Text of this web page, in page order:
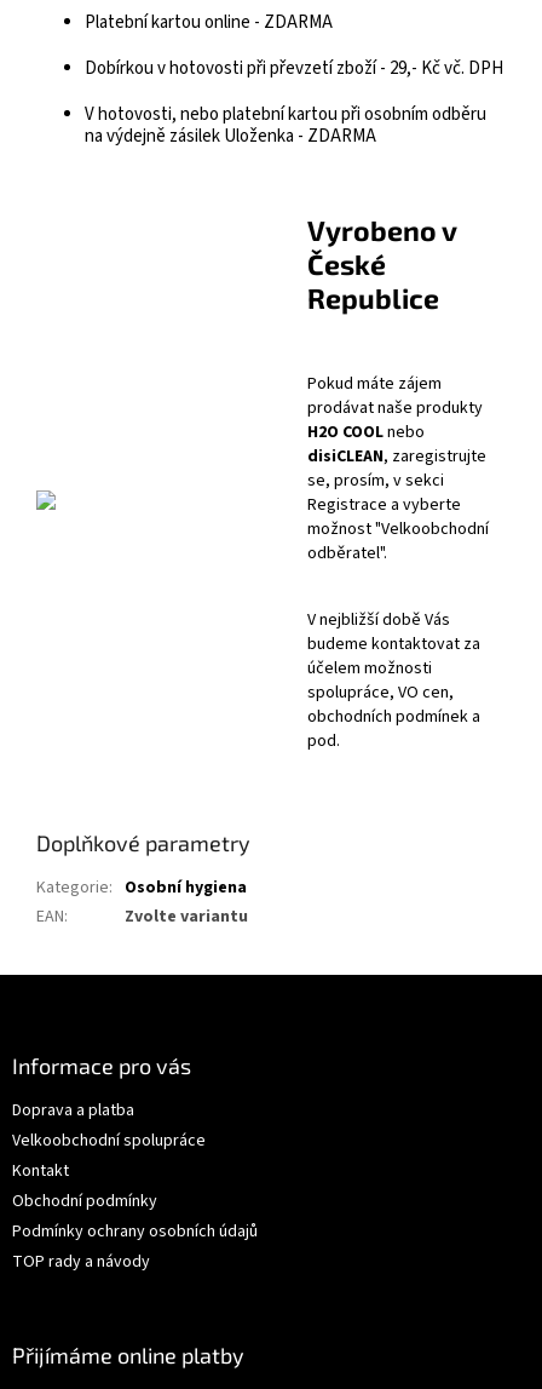
Platební kartou online - ZDARMA
Dobírkou v hotovosti při převzetí zboží - 29,- Kč vč. DPH
V hotovosti, nebo platební kartou při osobním odběru
na výdejně zásilek Uloženka - ZDARMA
Vyrobeno v
České
Republice
Pokud máte zájem
prodávat naše produkty
H2O COOLnebo
disiCLEAN, zaregistrujte
se, prosím, v sekci
Registrace a vyberte
možnost "Velkoobchodní
odběratel".
V nejbližší době Vás
budeme kontaktovat za
účelem možnosti
spolupráce, VO cen,
obchodních podmínek a
pod.
Doplňkové parametry
Kategorie: Osobní hygiena
EAN: Zvolte variantu
Informace pro vás
Doprava a platba
Velkoobchodní spolupráce
Kontakt
Obchodní podmínky
Podmínky ochrany osobních údajů
TOP rady a návody
Přijímáme online platby